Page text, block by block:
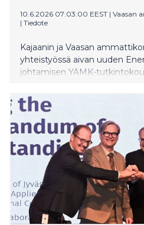
10.6.2026 07:03:00 EEST | Vaasan
| Tiedote
Kajaanin ja Vaasan
yhteistyössä aivan uuden
johtamisen YAMK-
joustavasti paikasta
ensimmäinen toteutus alkaa